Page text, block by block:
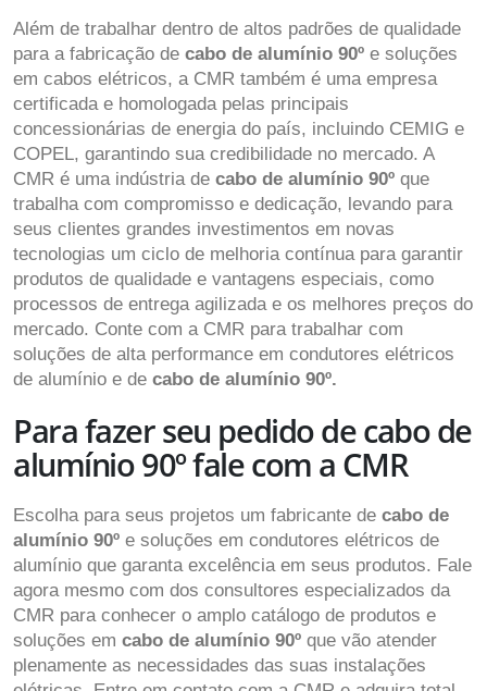
Além de trabalhar dentro de altos padrões de qualidade
para a fabricação de cabo de alumínio 90º e soluções
em cabos elétricos, a CMR também é uma empresa
certificada e homologada pelas principais
concessionárias de energia do país, incluindo CEMIG e
COPEL, garantindo sua credibilidade no mercado. A
CMR é uma indústria de cabo de alumínio 90º que
trabalha com compromisso e dedicação, levando para
seus clientes grandes investimentos em novas
tecnologias um ciclo de melhoria contínua para garantir
produtos de qualidade e vantagens especiais, como
processos de entrega agilizada e os melhores preços do
mercado. Conte com a CMR para trabalhar com
soluções de alta performance em condutores elétricos
de alumínio e de cabo de alumínio 90º.
Para fazer seu pedido de cabo de
alumínio 90º fale com a CMR
Escolha para seus projetos um fabricante de cabo de
alumínio 90º e soluções em condutores elétricos de
alumínio que garanta excelência em seus produtos. Fale
agora mesmo com dos consultores especializados da
CMR para conhecer o amplo catálogo de produtos e
soluções em cabo de alumínio 90º que vão atender
plenamente as necessidades das suas instalações